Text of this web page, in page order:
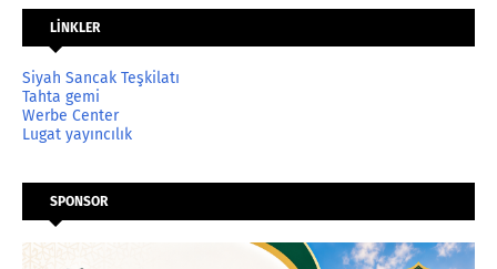
LİNKLER
Siyah Sancak Teşkilatı
Tahta gemi
Werbe Center
Lugat yayıncılık
SPONSOR